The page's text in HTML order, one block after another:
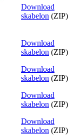
Download
skabelon (ZIP)
Download
skabelon (ZIP)
Download
skabelon (ZIP)
Download
skabelon (ZIP)
Download
skabelon (ZIP)